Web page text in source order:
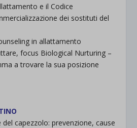
e il Codice
dei sostituti del
in allattamento
focus Biological Nurturing –
a trovare la sua posizione
del capezzolo: prevenzione, cause